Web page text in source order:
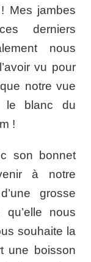
Mes jambes
derniers
nous
vu pour
notre vue
le blanc du
!
son bonnet
à notre
grosse
nous
souhaite la
une boisson